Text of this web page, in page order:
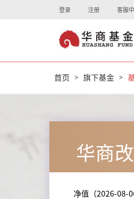
登录 注册 客服
首页 > 旗下基金 >
华商
净值（2026-08-